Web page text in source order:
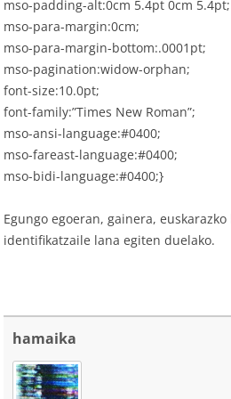
mso-padding-alt:0cm 5.4pt 0cm 5.4pt;
mso-para-margin:0cm;
mso-para-margin-bottom:.0001pt;
mso-pagination:widow-orphan;
font-size:10.0pt;
font-family:”Times New Roman”;
mso-ansi-language:#0400;
mso-fareast-language:#0400;
mso-bidi-language:#0400;}
Egungo egoeran, gainera,
identifikatzaile lana egiten duelako.
hamaika